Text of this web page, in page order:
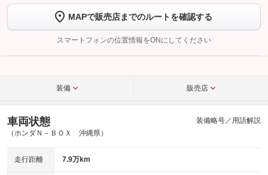
トーク画面で
ボタンをタップして問い合わせを
完了してください。
こちら
MAPで販売店までのルートを確認する
スマートフォンの位置情報をONにしてください
装備 販売店
車両状態
（ホンダＮ－ＢＯＸ 沖縄県）
装備略号／用語解説
走行距離 7.9万km